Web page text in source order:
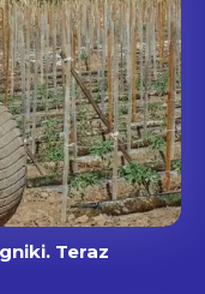
Teraz